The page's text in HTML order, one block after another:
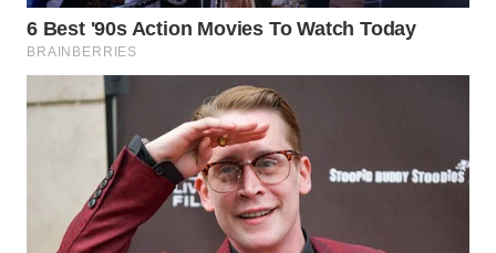
INDRAMAYU
WN
KUNINGAN
MAJALENGKA
WN